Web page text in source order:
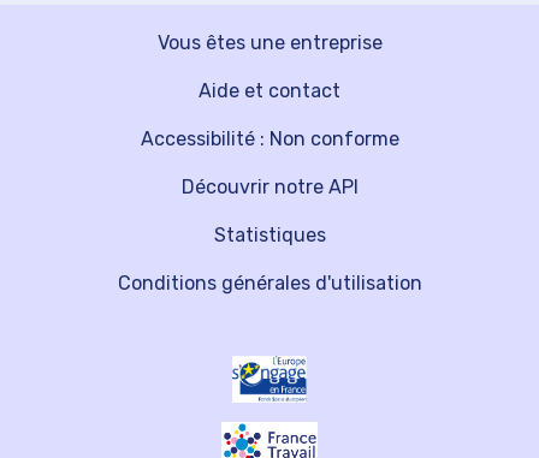
Vous êtes une entreprise
Découvrir notre API
Aide et contact
Statistiques
Accessibilité : Non conforme
Conditions générales d'utilisation